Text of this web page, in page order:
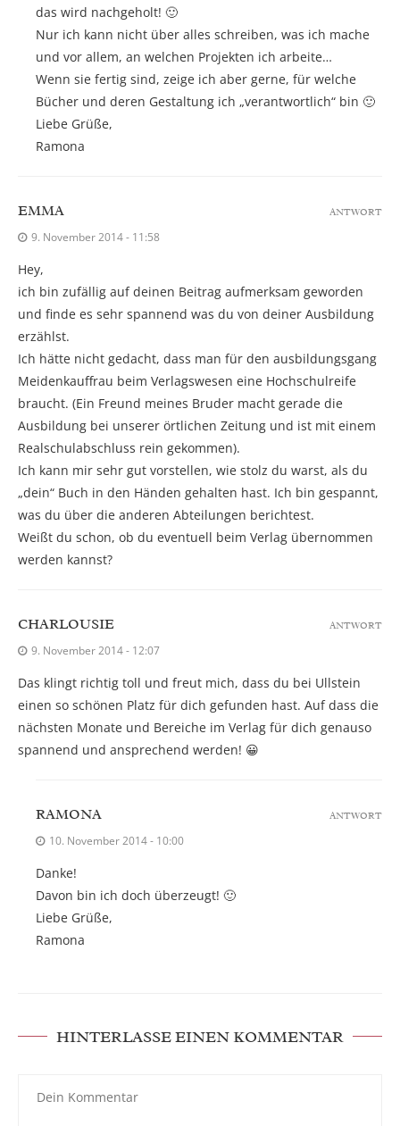
das wird nachgeholt! 🙂
Nur ich kann nicht über alles schreiben, was ich mache
und vor allem, an welchen Projekten ich arbeite…
Wenn sie fertig sind, zeige ich aber gerne, für welche
Bücher und deren Gestaltung ich „verantwortlich“ bin 🙂
Liebe Grüße,
Ramona
EMMA
9. November 2014 - 11:58
Hey,
ich bin zufällig auf deinen Beitrag aufmerksam geworden
und finde es sehr spannend was du von deiner Ausbildung
erzählst.
Ich hätte nicht gedacht, dass man für den ausbildungsgang
Meidenkauffrau beim Verlagswesen eine Hochschulreife
braucht. (Ein Freund meines Bruder macht gerade die
Ausbildung bei unserer örtlichen Zeitung und ist mit einem
Realschulabschluss rein gekommen).
Ich kann mir sehr gut vorstellen, wie stolz du warst, als du
„dein“ Buch in den Händen gehalten hast. Ich bin gespannt,
was du über die anderen Abteilungen berichtest.
Weißt du schon, ob du eventuell beim Verlag übernommen
werden kannst?
ANTWORT
CHARLOUSIE
9. November 2014 - 12:07
Das klingt richtig toll und freut mich, dass du bei Ullstein
einen so schönen Platz für dich gefunden hast. Auf dass die
nächsten Monate und Bereiche im Verlag für dich genauso
spannend und ansprechend werden! 😀
ANTWORT
RAMONA
10. November 2014 - 10:00
Danke!
Davon bin ich doch überzeugt! 🙂
Liebe Grüße,
Ramona
ANTWORT
HINTERLASSE EINEN KOMMENTAR